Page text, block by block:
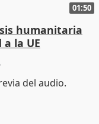
01:50
humanitaria
la UE